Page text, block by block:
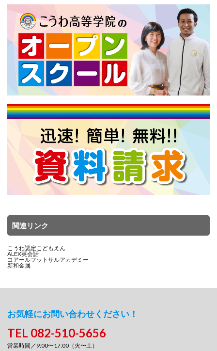
関連リンク
こうわ認定こどもえん
ALEX英会話
コアールフットサルアカデミー
新和金属
お気軽にお問い合わせください！
TEL 082-510-5656
営業時間／9:00〜17:00（火〜土）